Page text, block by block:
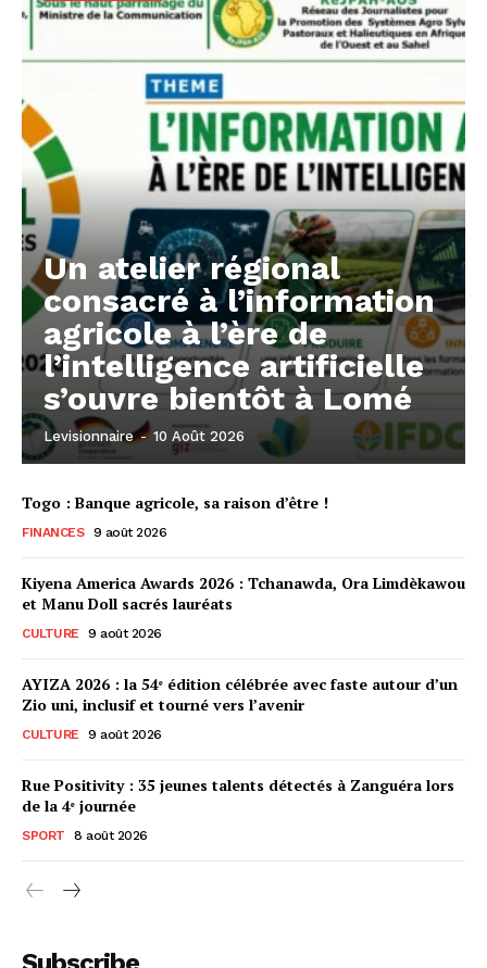
Un atelier régional
consacré à l’information
agricole à l’ère de
l’intelligence artificielle
s’ouvre bientôt à Lomé
Levisionnaire - 10 Août 2026
Togo : Banque agricole, sa raison d’être !
FINANCES 9 août 2026
Kiyena America Awards 2026 : Tchanawda, Ora Limdèkawou
et Manu Doll sacrés lauréats
CULTURE 9 août 2026
AYIZA 2026 : la 54ᵉ édition célébrée avec faste autour d’un
Zio uni, inclusif et tourné vers l’avenir
CULTURE 9 août 2026
Rue Positivity : 35 jeunes talents détectés à Zanguéra lors
de la 4ᵉ journée
SPORT 8 août 2026